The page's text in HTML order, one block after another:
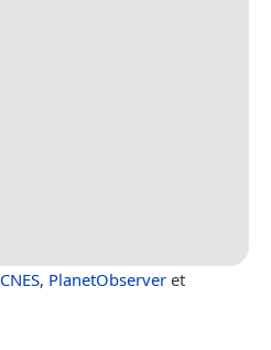
CNES, PlanetObserver et